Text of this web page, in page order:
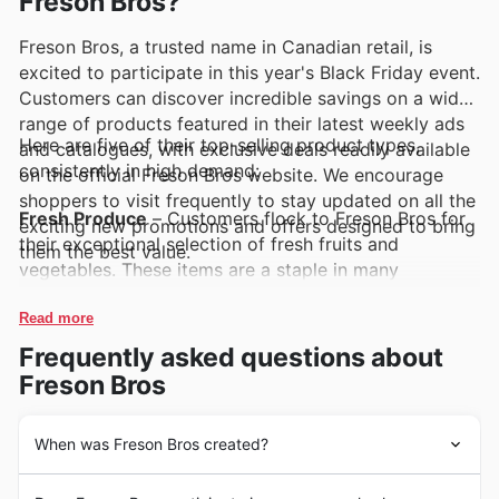
Freson Bros, a trusted name in Canadian retail, is
excited to participate in this year's Black Friday event.
Customers can discover incredible savings on a wide
range of products featured in their latest weekly ads
and catalogues, with exclusive deals readily available
on the official Freson Bros website. We encourage
shoppers to visit frequently to stay updated on all the
exciting new promotions and offers designed to bring
them the best value.
Here are five of their top-selling product types,
consistently in high demand:
Fresh Produce– Customers flock to Freson Bros for
their exceptional selection of fresh fruits and
vegetables. These items are a staple in many
Bros deals, making them a must-have during Black
Friday sales for healthy and affordable choices.
Meat and Poultry
perennial best-sellers. Shoppers can expect to find
significant discounts on these popular items in the
Read more
Frequently asked questions about
Freson Bros
When was Freson Bros created?